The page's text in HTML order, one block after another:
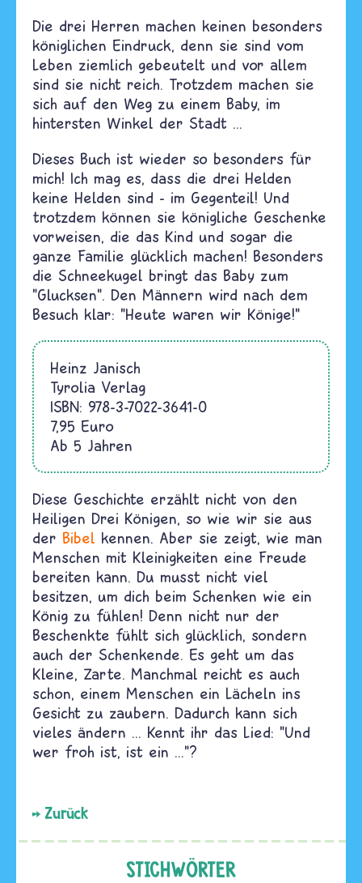
Die drei Herren machen keinen besonders
königlichen Eindruck, denn sie sind vom
Leben ziemlich gebeutelt und vor allem
sind sie nicht reich. Trotzdem machen sie
sich auf den Weg zu einem Baby, im
hintersten Winkel der Stadt ...
Dieses Buch ist wieder so besonders für
mich! Ich mag es, dass die drei Helden
keine Helden sind - im Gegenteil! Und
trotzdem können sie königliche Geschenke
vorweisen, die das Kind und sogar die
ganze Familie glücklich machen! Besonders
die Schneekugel bringt das Baby zum
"Glucksen". Den Männern wird nach dem
Besuch klar: "Heute waren wir Könige!"
Heinz Janisch
Tyrolia Verlag
ISBN: 978-3-7022-3641-0
7,95 Euro
Ab 5 Jahren
Diese Geschichte erzählt nicht von den
Heiligen Drei Königen, so wie wir sie aus
der Bibel kennen. Aber sie zeigt, wie man
Menschen mit Kleinigkeiten eine Freude
bereiten kann. Du musst nicht viel
besitzen, um dich beim Schenken wie ein
König zu fühlen! Denn nicht nur der
Beschenkte fühlt sich glücklich, sondern
auch der Schenkende. Es geht um das
Kleine, Zarte. Manchmal reicht es auch
schon, einem Menschen ein Lächeln ins
Gesicht zu zaubern. Dadurch kann sich
vieles ändern ... Kennt ihr das Lied: "Und
wer froh ist, ist ein ..."?
Zurück
STICHWÖRTER